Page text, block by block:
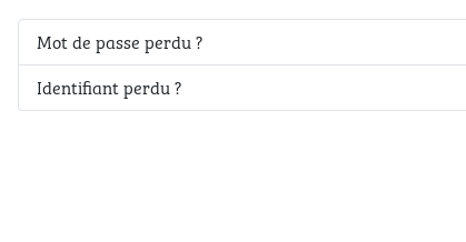
Mot de passe perdu ?
Identifiant perdu ?